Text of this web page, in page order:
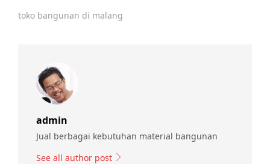
toko bangunan di malang
admin
Jual berbagai kebutuhan material bangunan
See all author post